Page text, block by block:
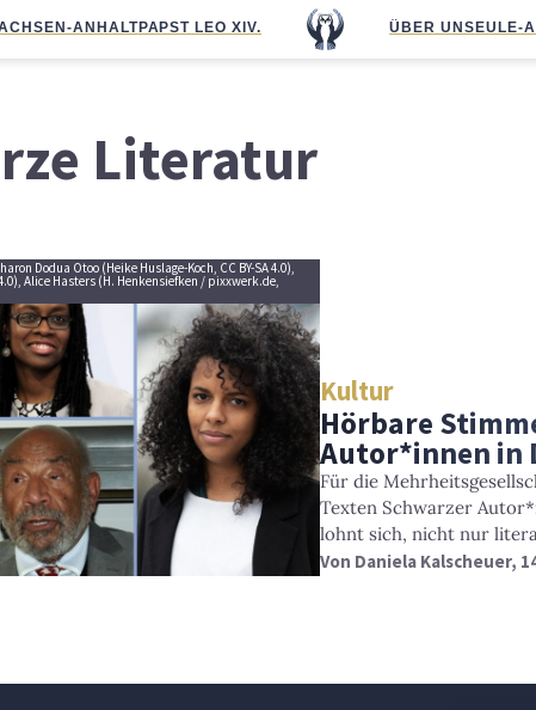
ANHALTPAPST LEO XIV. ÜBER UNS EULE-
Literatur
Dodua Otoo (Heike Huslage-Koch, CC BY-SA 4.0),
Alice Hasters (H. Henkensiefken / pixxwerk.de,
Kultur
Hörbare
Autor*innen in
Für die
Texten Schwarzer
lohnt sich, nicht nur
Von Daniela Kalscheuer,